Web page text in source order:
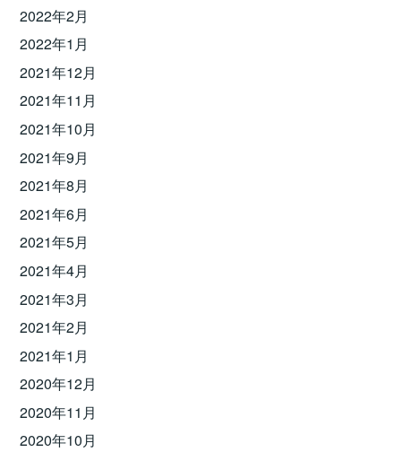
2022年2月
2022年1月
2021年12月
2021年11月
2021年10月
2021年9月
2021年8月
2021年6月
2021年5月
2021年4月
2021年3月
2021年2月
2021年1月
2020年12月
2020年11月
2020年10月